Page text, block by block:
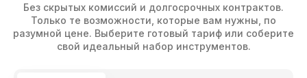
Без скрытых комиссий и долгосрочных контрактов.
Только те возможности, которые вам нужны, по
разумной цене. Выберите готовый тариф или соберите
свой идеальный набор инструментов.